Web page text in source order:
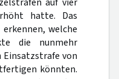
hatte. Das
welche
die nunmehr
von
könnten.